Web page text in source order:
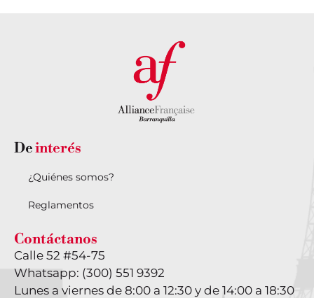
Deinterés
¿Quiénes somos?
Reglamentos
Contáctanos
Calle 52 #54-75
Whatsapp: (300) 551 9392
Lunes a viernes de 8:00 a 12:30 y de 14:00 a 18:30